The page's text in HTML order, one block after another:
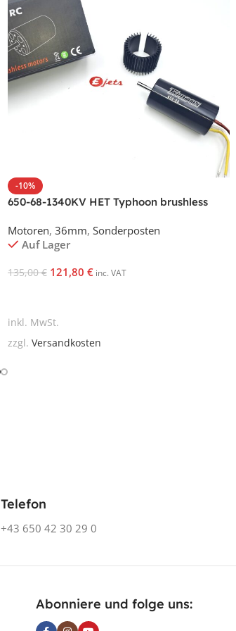
-10%
650-68-1340KV HET Typhoon brushless
Motoren, 36mm, Sonderposten
Auf Lager
135,00€ 121,80 € inc. VAT
inkl. MwSt.
zzgl. Versandkosten
Telefon
+43 650 42 30 29 0
Abonniere und folge uns: